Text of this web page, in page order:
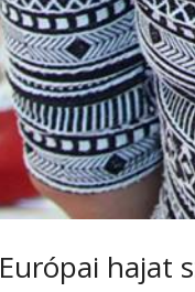
Európai hajat